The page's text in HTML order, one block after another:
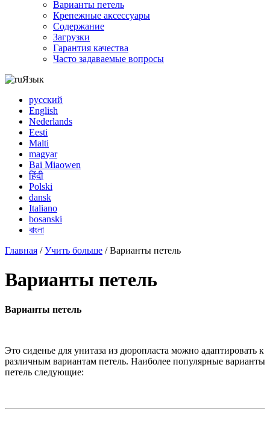
Варианты петель
Крепежные аксессуары
Содержание
Загрузки
Гарантия качества
Часто задаваемые вопросы
Язык
русский
English
Nederlands
Eesti
Malti
magyar
Bai Miaowen
हिंदी
Polski
dansk
Italiano
bosanski
বাংলা
Главная /Учить больше / Варианты петель
Варианты петель
Варианты петель
Это сиденье для унитаза из дюропласта можно адаптировать к
различным вариантам петель. Наиболее популярные варианты
петель следующие: